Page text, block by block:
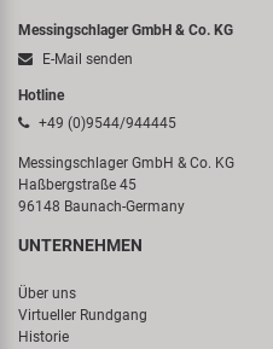
Messingschlager GmbH & Co. KG
E-Mail senden
Hotline
+49 (0)9544/944445
Messingschlager GmbH & Co. KG
Haßbergstraße 45
96148 Baunach-Germany
UNTERNEHMEN
Über uns
Virtueller Rundgang
Historie